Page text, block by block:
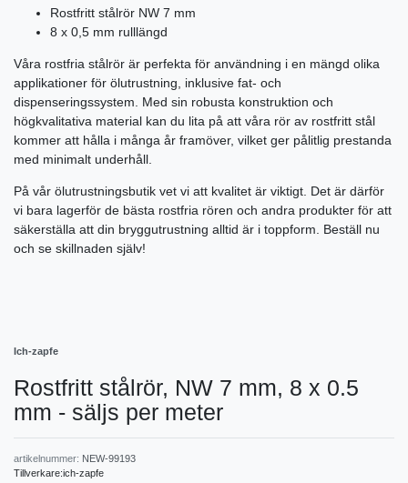
Rostfritt stålrör NW 7 mm
8 x 0,5 mm rulllängd
Våra rostfria stålrör är perfekta för användning i en mängd olika
applikationer för ölutrustning, inklusive fat- och
dispenseringssystem. Med sin robusta konstruktion och
högkvalitativa material kan du lita på att våra rör av rostfritt stål
kommer att hålla i många år framöver, vilket ger pålitlig prestanda
med minimalt underhåll.
På vår ölutrustningsbutik vet vi att kvalitet är viktigt. Det är därför
vi bara lagerför de bästa rostfria rören och andra produkter för att
säkerställa att din bryggutrustning alltid är i toppform. Beställ nu
och se skillnaden själv!
Ich-zapfe
Rostfritt stålrör, NW 7 mm, 8 x 0.5
mm - säljs per meter
artikelnummer: NEW-99193
Tillverkare:ich-zapfe